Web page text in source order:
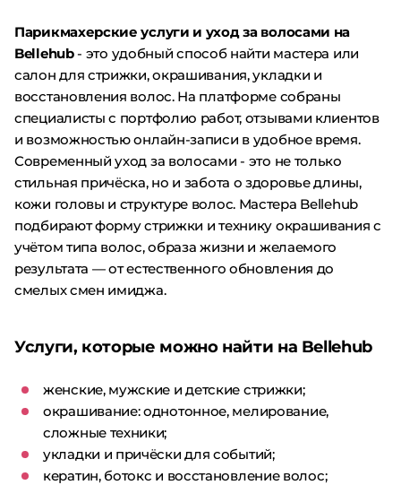
Парикмахерские услуги и уход за волосами на
Bellehub- это удобный способ найти мастера или
салон для стрижки, окрашивания, укладки и
восстановления волос. На платформе собраны
специалисты с портфолио работ, отзывами клиентов
и возможностью онлайн-записи в удобное время.
Современный уход за волосами - это не только
стильная причёска, но и забота о здоровье длины,
кожи головы и структуре волос. Мастера Bellehub
подбирают форму стрижки и технику окрашивания с
учётом типа волос, образа жизни и желаемого
результата — от естественного обновления до
смелых смен имиджа.
Услуги, которые можно найти на Bellehub
женские, мужские и детские стрижки;
окрашивание: однотонное, мелирование,
сложные техники;
укладки и причёски для событий;
кератин, ботокс и восстановление волос;